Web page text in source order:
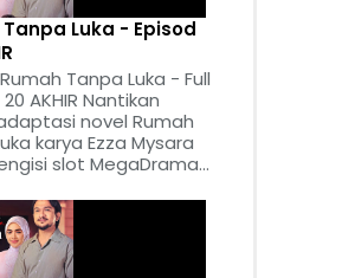
Luka - Episod
Tanpa Luka - Full
AKHIR Nantikan
novel Rumah
karya Ezza Mysara
slot MegaDrama...